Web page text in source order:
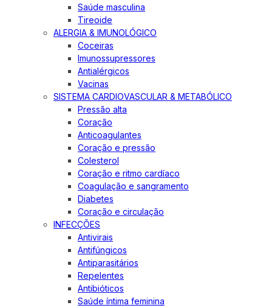
Saúde masculina
Tireoide
ALERGIA & IMUNOLÓGICO
Coceiras
Imunossupressores
Antialérgicos
Vacinas
SISTEMA CARDIOVASCULAR & METABÓLICO
Pressão alta
Coração
Anticoagulantes
Coração e pressão
Colesterol
Coração e ritmo cardíaco
Coagulação e sangramento
Diabetes
Coração e circulação
INFECÇÕES
Antivirais
Antifúngicos
Antiparasitários
Repelentes
Antibióticos
Saúde íntima feminina